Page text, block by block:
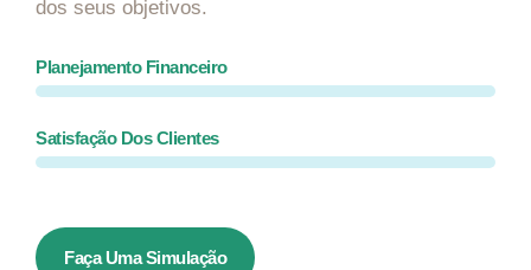
dos seus objetivos.
Planejamento Financeiro
Satisfação Dos Clientes
Faça Uma Simulação